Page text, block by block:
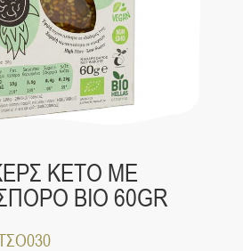
ΚΕΤΟ ΜΕ
ΒΙΟ 60GR